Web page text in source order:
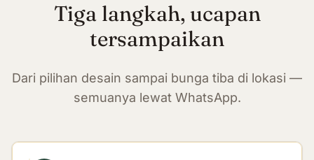
Tiga langkah, ucapan
tersampaikan
Dari pilihan desain sampai bunga tiba di lokasi —
semuanya lewat WhatsApp.